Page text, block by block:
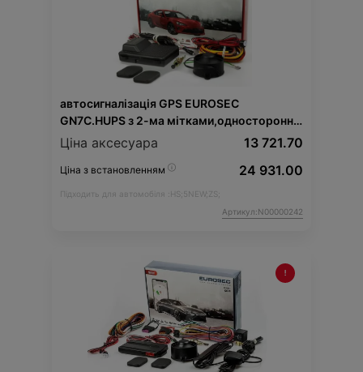
автосигналізація GPS EUROSEC
GN7C.HUPS з 2-ма мітками,одностороння
(MG)
Ціна аксесуара 13 721.70
Ціна з встановленням 24 931.00
Підходить для автомобіля :HS;5NEW; ZS;
Артикул:N00000242